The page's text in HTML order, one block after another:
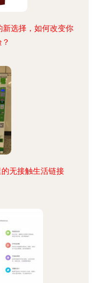
选择，如何改变你
的无接触生活链接